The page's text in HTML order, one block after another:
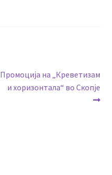
Next
post:
Промоција на „Креветизам
и хоризонтала“ во Скопје